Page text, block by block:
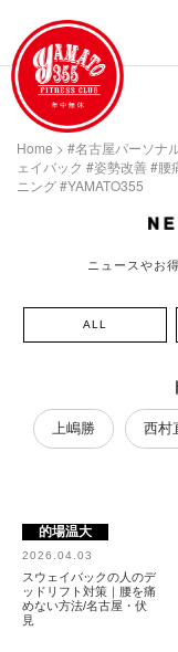
Home > #名古屋パーソナ
ェイバック #姿勢改善 #
ニング #YAMATO355
ニュースやお
ALL
上嶋勝 西村
的場温大
2026.04.03
スウェイバックの人のデ
ッドリフト対策｜腰を痛
めない方法/名古屋・伏
見